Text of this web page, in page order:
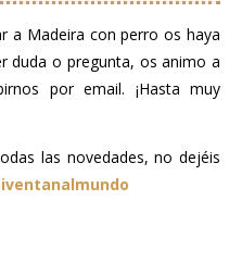
a Madeira con perro os haya
duda o pregunta, os animo a
por email. ¡Hasta muy
las novedades, no dejéis